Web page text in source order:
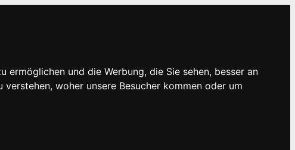
ermöglichen und die Werbung, die Sie sehen, besser an
woher unsere Besucher kommen oder um